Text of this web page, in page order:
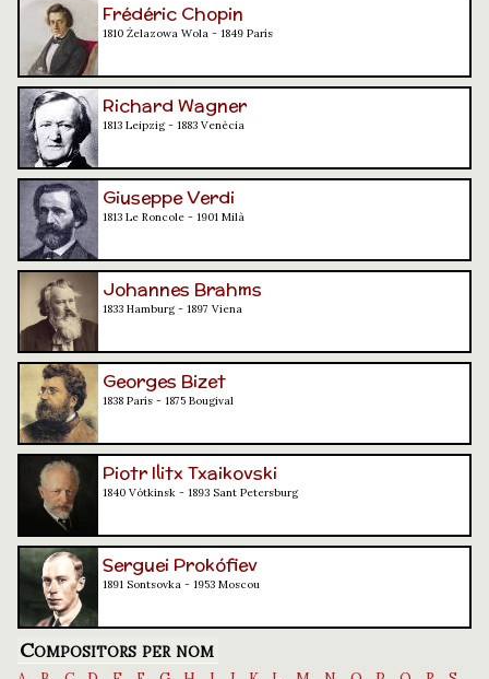
Frédéric Chopin
1810 Żelazowa Wola - 1849 París
Richard Wagner
1813 Leipzig - 1883 Venècia
Giuseppe Verdi
1813 Le Roncole - 1901 Milà
Johannes Brahms
1833 Hamburg - 1897 Viena
Georges Bizet
1838 París - 1875 Bougival
Piotr Ilitx Txaikovski
1840 Vótkinsk - 1893 Sant Petersburg
Serguei Prokófiev
1891 Sontsovka - 1953 Moscou
Compositors per nom